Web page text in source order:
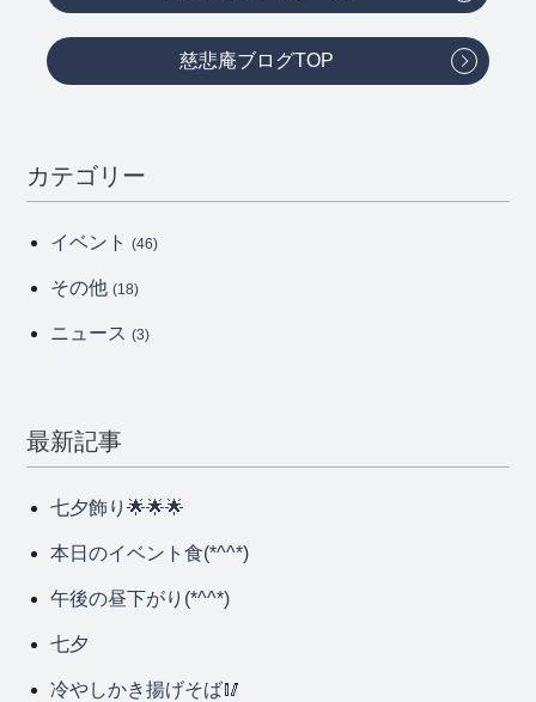
慈悲庵ブログTOP
カテゴリー
イベント(46)
その他(18)
ニュース(3)
最新記事
七夕飾り🌟🌟🌟
本日のイベント食(*^^*)
午後の昼下がり(*^^*)
七夕
冷やしかき揚げそば🥢